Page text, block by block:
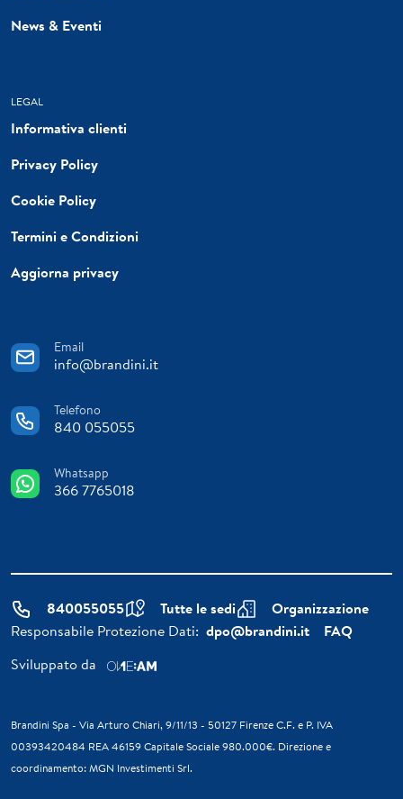
News & Eventi
LEGAL
Informativa clienti
Privacy Policy
Cookie Policy
Termini e Condizioni
Aggiorna privacy
Email
info@brandini.it
Telefono
840 055055
Whatsapp
366 7765018
840055055 Tutte le sedi
Organizzazione
Responsabile Protezione Dati: dpo@brandini.it
FAQ
Sviluppato da
Brandini Spa - Via Arturo Chiari, 9/11/13 - 50127 Firenze C.F. e P. IVA
00393420484 REA 46159 Capitale Sociale 980.000€. Direzione e
coordinamento: MGN Investimenti Srl.